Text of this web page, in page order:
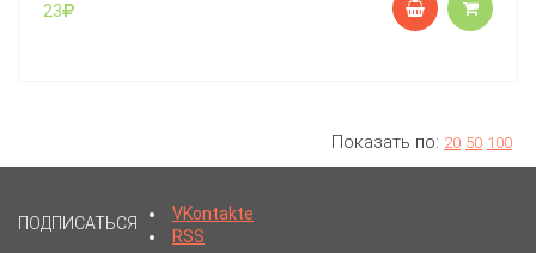
23
Показать по: 20 50 100
ПОДПИСАТЬСЯ
VKontakte
RSS